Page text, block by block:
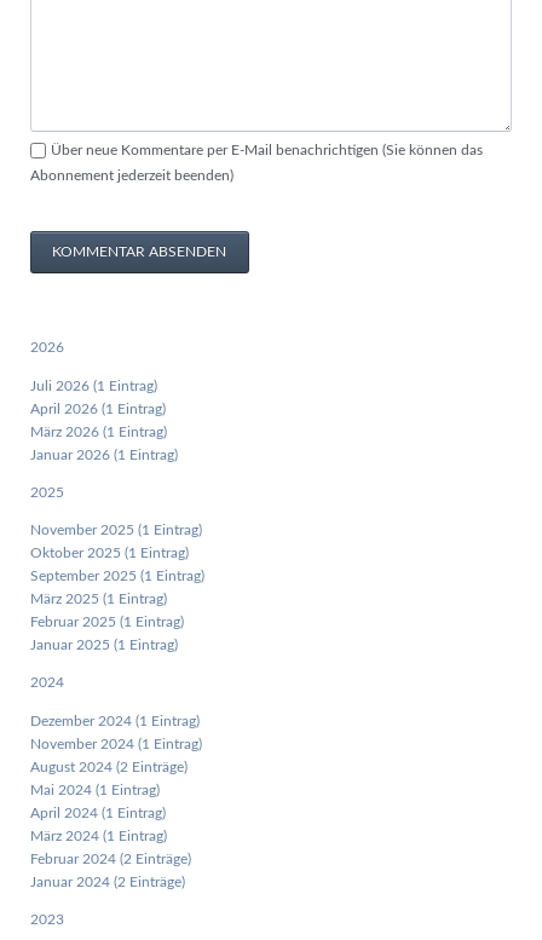
Über neue Kommentare per E-Mail benachrichtigen (Sie können das
Abonnement jederzeit beenden)
KOMMENTAR ABSENDEN
2026
Juli 2026 (1 Eintrag)
April 2026 (1 Eintrag)
März 2026 (1 Eintrag)
Januar 2026 (1 Eintrag)
2025
November 2025 (1 Eintrag)
Oktober 2025 (1 Eintrag)
September 2025 (1 Eintrag)
März 2025 (1 Eintrag)
Februar 2025 (1 Eintrag)
Januar 2025 (1 Eintrag)
2024
Dezember 2024 (1 Eintrag)
November 2024 (1 Eintrag)
August 2024 (2 Einträge)
Mai 2024 (1 Eintrag)
April 2024 (1 Eintrag)
März 2024 (1 Eintrag)
Februar 2024 (2 Einträge)
Januar 2024 (2 Einträge)
2023